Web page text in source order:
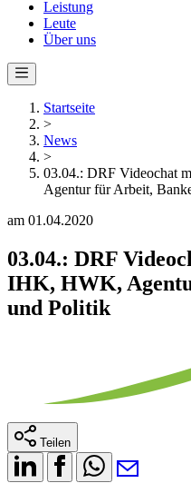
Leistung
Leute
Über uns
Startseite
>
News
>
03.04.: DRF Videochat
Agentur für Arbeit,
am 01.04.2020
03.04.: DRF
IHK, HWK,
und Politik
Teilen